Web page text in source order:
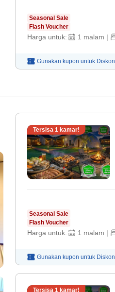
Seasonal Sale
Flash Voucher
Harga untuk: 1 malam |
Gunakan kupon untuk Diskon
Tersisa 1 kamar!
Seasonal Sale
Flash Voucher
Harga untuk: 1 malam |
Gunakan kupon untuk Diskon
Tersisa 1 kamar!